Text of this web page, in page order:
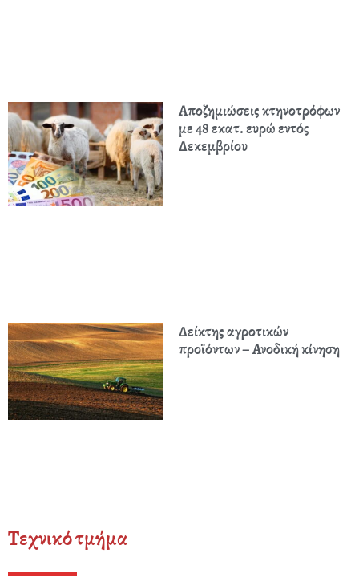
Αποζημιώσεις κτηνοτρόφων
με 48 εκατ. ευρώ εντός
Δεκεμβρίου
Δείκτης αγροτικών
προϊόντων – Ανοδική κίνηση
Τεχνικό τμήμα